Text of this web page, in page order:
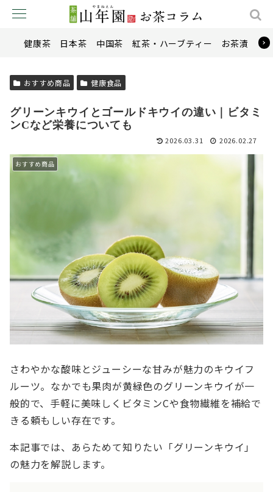
健康茶 日本茶 中国茶 紅茶・ハーブティー お茶漬け
おすすめ商品 健康食品
グリーンキウイとゴールドキウイの違い｜ビタミ
ンCなど栄養についても
2026.03.31 2026.02.27
おすすめ商品
さわやかな酸味とジューシーな甘みが魅力のキウイフ
ルーツ。なかでも果肉が黄緑色のグリーンキウイが一
般的で、手軽に美味しくビタミンCや食物繊維を補給で
きる頼もしい存在です。
本記事では、あらためて知りたい「グリーンキウイ」
の魅力を解説します。